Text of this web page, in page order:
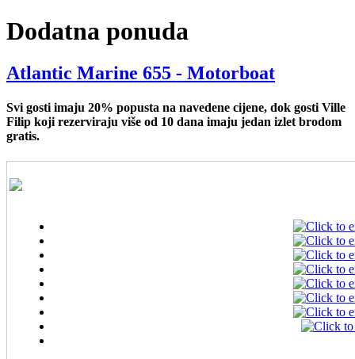
Dodatna ponuda
Atlantic Marine 655 - Motorboat
Svi gosti imaju 20% popusta na navedene cijene, dok gosti Ville
Filip koji rezerviraju više od 10 dana imaju jedan izlet brodom
gratis.